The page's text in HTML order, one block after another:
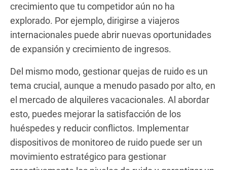
crecimiento que tu competidor aún no ha
explorado. Por ejemplo, dirigirse a viajeros
internacionales puede abrir nuevas oportunidades
de expansión y crecimiento de ingresos.
Del mismo modo, gestionar quejas de ruido es un
tema crucial, aunque a menudo pasado por alto, en
el mercado de alquileres vacacionales. Al abordar
esto, puedes mejorar la satisfacción de los
huéspedes y reducir conflictos. Implementar
dispositivos de monitoreo de ruido puede ser un
movimiento estratégico para gestionar